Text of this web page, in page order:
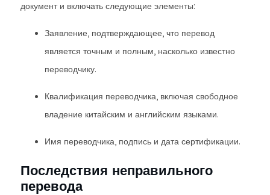
документ и включать следующие элементы:
Заявление, подтверждающее, что перевод
является точным и полным, насколько известно
переводчику.
Квалификация переводчика, включая свободное
владение китайским и английским языками.
Имя переводчика, подпись и дата сертификации.
Последствия неправильного
перевода